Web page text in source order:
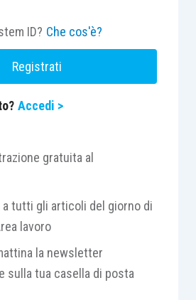
ID? Che cos'è?
Registrati
Accedi >
gratuita al
a tutti gli articoli del giorno di
lavoro
la newsletter
sulla tua casella di posta